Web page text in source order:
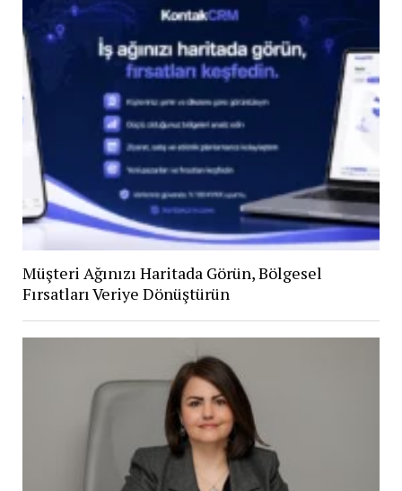
Müşteri Ağınızı Haritada Görün, Bölgesel
Fırsatları Veriye Dönüştürün